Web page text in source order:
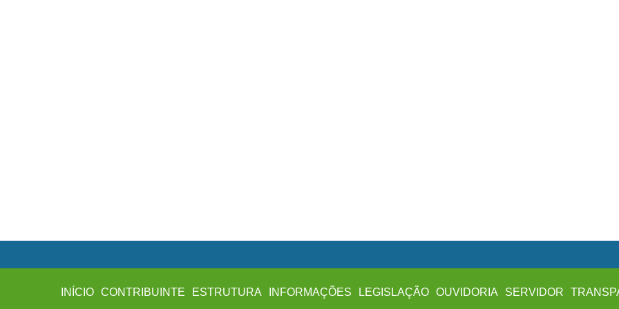
INÍCIO CONTRIBUINTE ESTRUTURA INFORMAÇÕES LEGISLAÇÃO OUVIDORIA SERVIDOR